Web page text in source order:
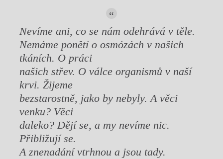
Nevíme ani, co se nám odehrává v těle.
Nemáme ponětí o osmózách v našich
tkáních. O práci
našich střev. O válce organismů v naší
krvi. Žijeme
bezstarostně, jako by nebyly. A věci
venku? Věci
daleko? Dějí se, a my nevíme nic.
Přibližují se.
A znenadání vtrhnou a jsou tady.